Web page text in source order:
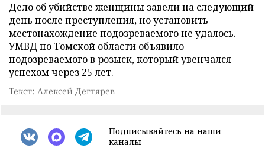
Дело об убийстве женщины завели на следующий
день после преступления, но установить
местонахождение подозреваемого не удалось.
УМВД по Томской области объявило
подозреваемого в розыск, который увенчался
успехом через 25 лет.
Текст: Алексей Дегтярев
Подписывайтесь на наши
каналы